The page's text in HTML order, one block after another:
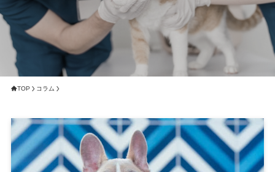
TOP コラム